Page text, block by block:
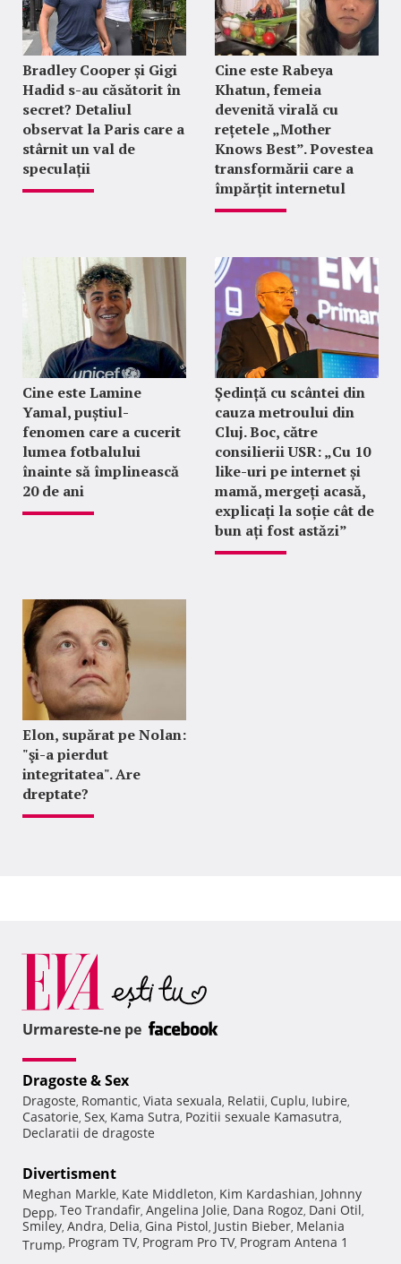
Bradley Cooper și Gigi
Hadid s-au căsătorit în
secret? Detaliul
observat la Paris care a
stârnit un val de
speculații
Cine este Rabeya
Khatun, femeia
devenită virală cu
rețetele „Mother
Knows Best”. Povestea
transformării care a
împărțit internetul
Cine este Lamine
Yamal, puștiul-
fenomen care a cucerit
lumea fotbalului
înainte să împlinească
20 de ani
Ședință cu scântei din
cauza metroului din
Cluj. Boc, către
consilierii USR: „Cu 10
like-uri pe internet și
mamă, mergeți acasă,
explicați la soție cât de
bun ați fost astăzi”
Elon, supărat pe Nolan:
"şi-a pierdut
integritatea". Are
dreptate?
Urmareste-ne pe
Dragoste & Sex
Dragoste, Romantic, Viata sexuala, Relatii, Cuplu, Iubire,
Casatorie, Sex, Kama Sutra, Pozitii sexuale Kamasutra,
Declaratii de dragoste
Divertisment
Meghan Markle, Kate Middleton, Kim Kardashian, Johnny
Depp, Teo Trandafir, Angelina Jolie, Dana Rogoz, Dani Otil,
Smiley, Andra, Delia, Gina Pistol, Justin Bieber, Melania
Trump, Program TV, Program Pro TV, Program Antena 1